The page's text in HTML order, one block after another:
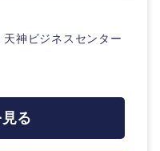
投資
イフサイエンス
第二新卒
神ビジネスセンター
る